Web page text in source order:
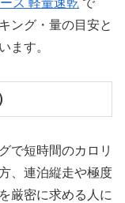
ング・量の目安と
ます。
で短時間のカロリ
、連泊縦走や極度
厳密に求める人に